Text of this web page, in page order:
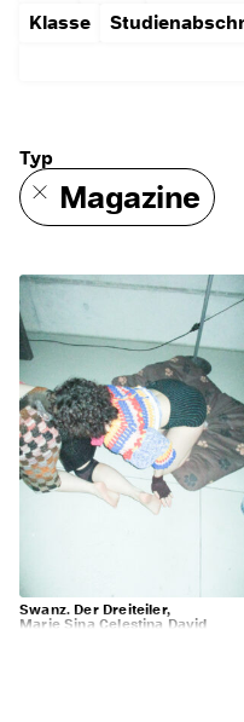
Klasse
Typ
Magazine
Swanz. Der Dreiteiler,
Marie Sina Celestina David